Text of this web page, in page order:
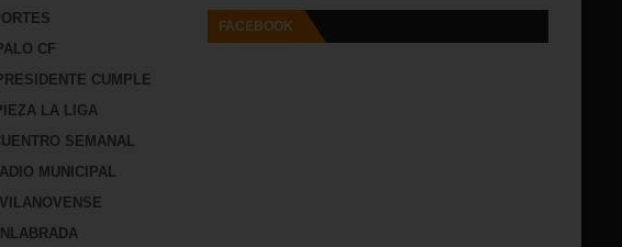
CF
CUMPLE
LA LIGA
SEMANAL
MUNICIPAL
FACEBOOK